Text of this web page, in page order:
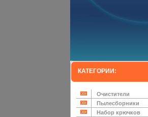
КАТЕГОРИИ:
Очистители
Пылесборники
Набор крючков